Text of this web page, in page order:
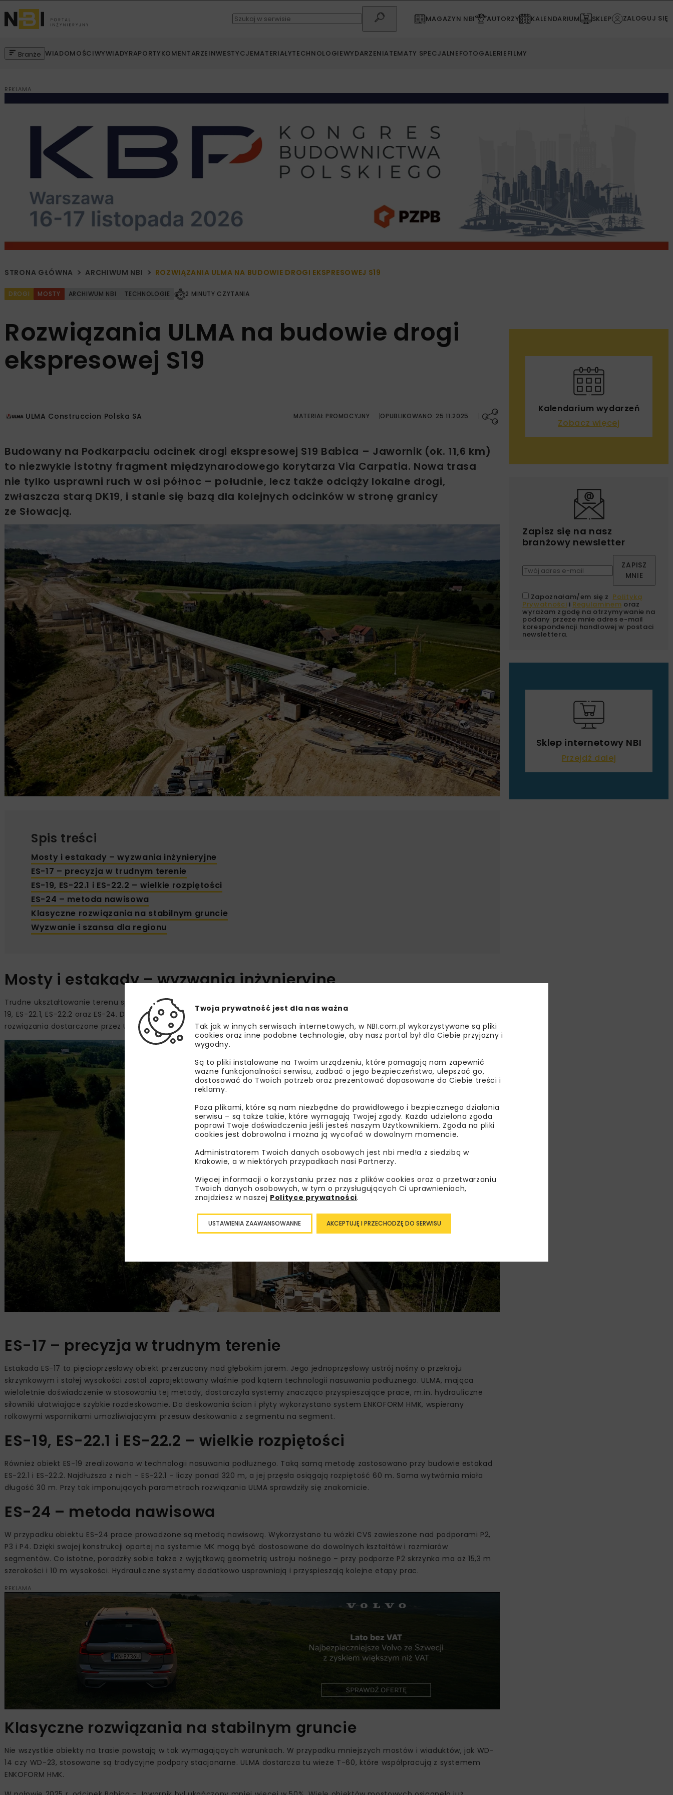
MAGAZYN NBI AUTORZY KALENDARIUM SKLEP ZALOGUJ SIĘ
Branże WIADOMOŚCIWYWIADYRAPORTYKOMENTARZEINWESTYCJEMATERIAŁYTECHNOLOGIEWYDARZENIATEMATY SPECJALNEFOTOGALERIEFILMY
REKLAMA
STRONA GŁÓWNA ARCHIWUM NBI ROZWIĄZANIA ULMA NA BUDOWIE DROGI EKSPRESOWEJ S19
DROGI MOSTY ARCHIWUM NBI TECHNOLOGIE 2 MINUTY CZYTANIA
Rozwiązania ULMA na budowie drogi
ekspresowej S19
ULMA Construccion Polska SA MATERIAŁ PROMOCYJNY OPUBLIKOWANO: 25.11.2025
Budowany na Podkarpaciu odcinek drogi ekspresowej S19 Babica – Jawornik (ok. 11,6 km)
to niezwykle istotny fragment międzynarodowego korytarza Via Carpatia. Nowa trasa
nie tylko usprawni ruch w osi północ – południe, lecz także odciąży lokalne drogi,
zwłaszcza starą DK19, i stanie się bazą dla kolejnych odcinków w stronę granicy
ze Słowacją.
Spis treści
Mosty i estakady – wyzwania inżynieryjne
ES-17 – precyzja w trudnym terenie
ES-19, ES-22.1 i ES-22.2 – wielkie rozpiętości
ES-24 – metoda nawisowa
Klasyczne rozwiązania na stabilnym gruncie
Wyzwanie i szansa dla regionu
Mosty i estakady – wyzwania inżynieryjne
Trudne ukształtowanie terenu sprawia, że na tym odcinku powstaje wiele wymagających obiektów inżynieryjnych, m.in. ES-17, ES-
19, ES-22.1, ES-22.2 oraz ES-24. Do ich realizacji zastosowano technologię nasuwania podłużnego oraz metodę nawisową –
rozwiązania dostarczone przez ULMA.
ES-17 – precyzja w trudnym terenie
Estakada ES-17 to pięcioprzęsłowy obiekt przerzucony nad głębokim jarem. Jego jednoprzęsłowy ustrój nośny o przekroju
skrzynkowym i stałej wysokości został zaprojektowany właśnie pod kątem technologii nasuwania podłużnego. ULMA, mająca
wieloletnie doświadczenie w stosowaniu tej metody, dostarczyła systemy znacząco przyspieszające prace, m.in. hydrauliczne
siłowniki ułatwiające szybkie rozdeskowanie. Do deskowania ścian i płyty wykorzystano system ENKOFORM HMK, wspierany
rolkowymi wspornikami umożliwiającymi przesuw deskowania z segmentu na segment.
ES-19, ES-22.1 i ES-22.2 – wielkie rozpiętości
Również obiekt ES-19 zrealizowano w technologii nasuwania podłużnego. Taką samą metodę zastosowano przy budowie estakad
ES-22.1 i ES-22.2. Najdłuższa z nich – ES-22.1 – liczy ponad 320 m, a jej przęsła osiągają rozpiętość 60 m. Sama wytwórnia miała
długość 30 m. Przy tak imponujących parametrach rozwiązania ULMA sprawdziły się znakomicie.
ES-24 – metoda nawisowa
W przypadku obiektu ES-24 prace prowadzone są metodą nawisową. Wykorzystano tu wózki CVS zawieszone nad podporami P2,
P3 i P4. Dzięki swojej konstrukcji opartej na systemie MK mogą być dostosowane do dowolnych kształtów i rozmiarów
segmentów. Co istotne, poradziły sobie także z wyjątkową geometrią ustroju nośnego – przy podporze P2 skrzynka ma aż 15,3 m
szerokości i 10 m wysokości. Hydrauliczne systemy dodatkowo usprawniają i przyspieszają kolejne etapy prac.
REKLAMA
Klasyczne rozwiązania na stabilnym gruncie
Nie wszystkie obiekty na trasie powstają w tak wymagających warunkach. W przypadku mniejszych mostów i wiaduktów, jak WD-
14 czy WD-23, stosowane są tradycyjne podpory stacjonarne. ULMA dostarcza tu wieże T-60, które współpracują z systemem
ENKOFORM HMK.
Kalendarium wydarzeń
Zobacz więcej
Zapisz się na nasz
branżowy newsletter
ZAPISZ
MNIE
Zapoznałam/em się z Polityką
Prywatności i Regulaminem oraz
wyrażam zgodę na otrzymywanie na
podany przeze mnie adres e-mail
korespondencji handlowej w postaci
newslettera.
Sklep internetowy NBI
Przejdź dalej
Twoja prywatność jest dla nas ważna
Tak jak w innych serwisach internetowych, w NBI.com.pl wykorzystywane są pliki
cookies oraz inne podobne technologie, aby nasz portal był dla Ciebie przyjazny i
wygodny.
Są to pliki instalowane na Twoim urządzeniu, które pomagają nam zapewnić
ważne funkcjonalności serwisu, zadbać o jego bezpieczeństwo, ulepszać go,
dostosować do Twoich potrzeb oraz prezentować dopasowane do Ciebie treści i
reklamy.
Poza plikami, które są nam niezbędne do prawidłowego i bezpiecznego działania
serwisu – są także takie, które wymagają Twojej zgody. Każda udzielona zgoda
poprawi Twoje doświadczenia jeśli jesteś naszym Użytkownikiem. Zgoda na pliki
cookies jest dobrowolna i można ją wycofać w dowolnym momencie.
Administratorem Twoich danych osobowych jest nbi med!a z siedzibą w
Krakowie, a w niektórych przypadkach nasi Partnerzy.
Więcej informacji o korzystaniu przez nas z plików cookies oraz o przetwarzaniu
Twoich danych osobowych, w tym o przysługujących Ci uprawnieniach,
znajdziesz w naszej Polityce prywatności.
AKCEPTUJĘ I PRZECHODZĘ DO SERWISU
USTAWIENIA ZAAWANSOWANNE